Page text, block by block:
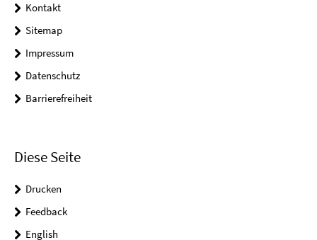
Kontakt
Sitemap
Impressum
Datenschutz
Barrierefreiheit
Diese Seite
Drucken
Feedback
English